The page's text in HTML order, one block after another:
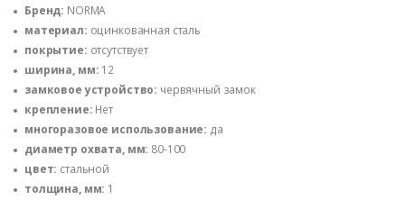
Бренд: NORMA
материал: оцинкованная сталь
покрытие: отсутствует
ширина, мм: 12
замковое устройство: червячный замок
крепление: Нет
многоразовое использование: да
диаметр охвата, мм: 80-100
цвет: стальной
толщина, мм: 1